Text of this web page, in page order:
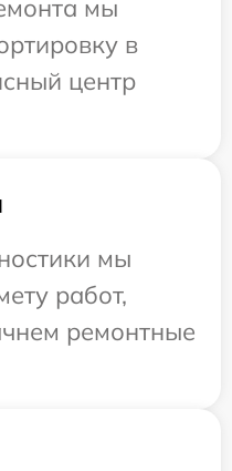
мы
в
центр
мы
работ,
ремонтные